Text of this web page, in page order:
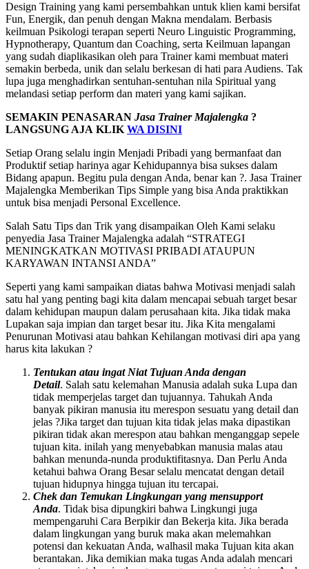
Design Training yang kami persembahkan untuk klien kami bersifat
Fun, Energik, dan penuh dengan Makna mendalam. Berbasis
keilmuan Psikologi terapan seperti Neuro Linguistic Programming,
Hypnotherapy, Quantum dan Coaching, serta Keilmuan lapangan
yang sudah diaplikasikan oleh para Trainer kami membuat materi
semakin berbeda, unik dan selalu berkesan di hati para Audiens. Tak
lupa juga menghadirkan sentuhan-sentuhan nila Spiritual yang
melandasi setiap perform dan materi yang kami sajikan.
SEMAKIN PENASARAN Jasa Trainer Majalengka ?
LANGSUNG AJA KLIK WA DISINI
Setiap Orang selalu ingin Menjadi Pribadi yang bermanfaat dan
Produktif setiap harinya agar Kehidupannya bisa sukses dalam
Bidang apapun. Begitu pula dengan Anda, benar kan ?. Jasa Trainer
Majalengka Memberikan Tips Simple yang bisa Anda praktikkan
untuk bisa menjadi Personal Excellence.
Salah Satu Tips dan Trik yang disampaikan Oleh Kami selaku
penyedia Jasa Trainer Majalengka adalah “STRATEGI
MENINGKATKAN MOTIVASI PRIBADI ATAUPUN
KARYAWAN INTANSI ANDA”
Seperti yang kami sampaikan diatas bahwa Motivasi menjadi salah
satu hal yang penting bagi kita dalam mencapai sebuah target besar
dalam kehidupan maupun dalam perusahaan kita. Jika tidak maka
Lupakan saja impian dan target besar itu. Jika Kita mengalami
Penurunan Motivasi atau bahkan Kehilangan motivasi diri apa yang
harus kita lakukan ?
Tentukan atau ingat Niat Tujuan Anda dengan
Detail. Salah satu kelemahan Manusia adalah suka Lupa dan
tidak memperjelas target dan tujuannya. Tahukah Anda
banyak pikiran manusia itu merespon sesuatu yang detail dan
jelas ?Jika target dan tujuan kita tidak jelas maka dipastikan
pikiran tidak akan merespon atau bahkan menganggap sepele
tujuan kita. inilah yang menyebabkan manusia malas atau
bahkan menunda-nunda produktifitasnya. Dan Perlu Anda
ketahui bahwa Orang Besar selalu mencatat dengan detail
tujuan hidupnya hingga tujuan itu tercapai.
Chek dan Temukan Lingkungan yang mensupport
Anda. Tidak bisa dipungkiri bahwa Lingkungi juga
mempengaruhi Cara Berpikir dan Bekerja kita. Jika berada
dalam lingkungan yang buruk maka akan melemahkan
potensi dan kekuatan Anda, walhasil maka Tujuan kita akan
berantakan. Jika demikian maka tugas Anda adalah mencari